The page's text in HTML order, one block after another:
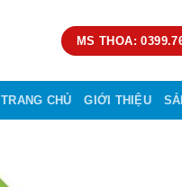
MS THOA:
TRANG CHỦ GIỚI THIỆU